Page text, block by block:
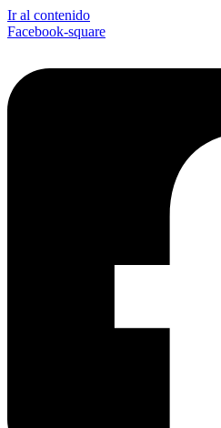
Ir al contenido
Facebook-square